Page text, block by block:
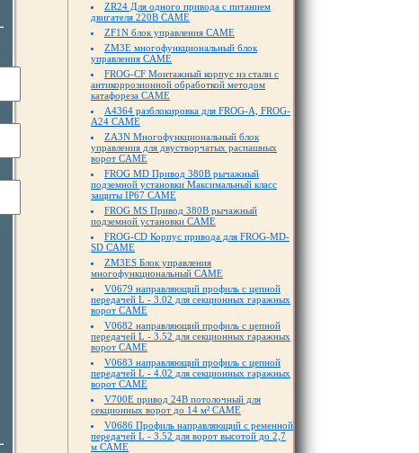
ZR24 Для одного привода с питанием
двигателя 220В CAME
ZF1N блок управления CAME
ZM3E многофункциональный блок
управления CAME
FROG-CF Монтажный корпус из стали с
антикоррозионной обработкой методом
катафореза CAME
A4364 разблокировка для FROG-A, FROG-
A24 CAME
ZA3N Многофункциональный блок
управления для двустворчатых распашных
ворот CAME
FROG MD Привод 380В рычажный
подземной установки Максимальный класс
защиты IP67 CAME
FROG MS Привод 380В рычажный
подземной установки CAME
FROG-CD Корпус привода для FROG-MD-
SD CAME
ZM3ES Блок управления
многофункциональный CAME
V0679 направляющий профиль с цепной
передачей L - 3.02 для секционных гаражных
ворот CAME
V0682 направляющий профиль с цепной
передачей L - 3.52 для секционных гаражных
ворот CAME
V0683 направляющий профиль с цепной
передачей L - 4.02 для секционных гаражных
ворот CAME
V700E привод 24В потолочный для
секционных ворот до 14 м² CAME
V0686 Профиль направляющий с ременной
передачей L - 3.52 для ворот высотой до 2,7
м CAME